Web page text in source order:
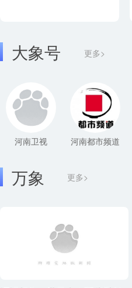
大象号 更多>
河南卫视 河南都市频道
更多>
万象